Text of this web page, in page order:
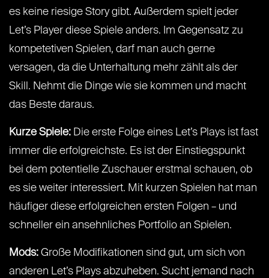
es keine riesige Story gibt. Außerdem spielt jeder
Let’s Player diese Spiele anders. Im Gegensatz zu
kompetetiven Spielen, darf man auch gerne
versagen, da die Unterhaltung mehr zählt als der
Skill. Nehmt die Dinge wie sie kommen und macht
das Beste daraus.
Kurze Spiele: Die erste Folge eines Let’s Plays ist fast
immer die erfolgreichste. Es ist der Einstiegspunkt
bei dem potentielle Zuschauer erstmal schauen, ob
es sie weiter interessiert. Mit kurzen Spielen hat man
häufiger diese erfolgreichen ersten Folgen – und
schneller ein ansehnliches Portfolio an Spielen.
Mods: Große Modifikationen sind gut, um sich von
anderen Let’s Plays abzuheben. Sucht jemand nach